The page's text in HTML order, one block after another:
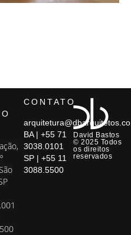
David Bastos
© 2025 Todos
os direitos
reservados
CONTATO
BA | +55 71
3038.0101
SP | +55 11
3088.5500